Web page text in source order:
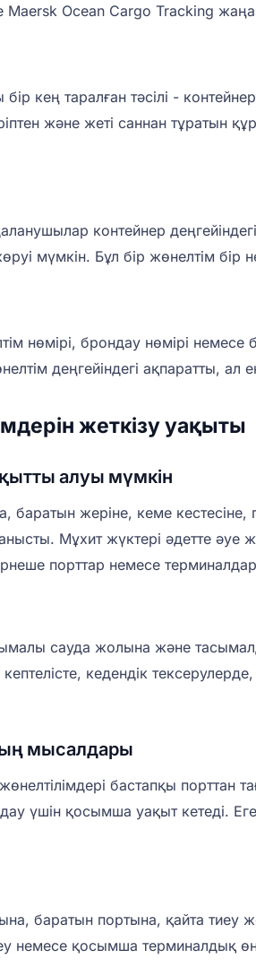
Maersk Ocean Cargo Tracking
кең таралған тәсілі - контейнер
және жеті саннан тұратын
контейнер
мүмкін. Бұл бір жөнелтім бір
нөмірі, брондау нөмірі
деңгейіндегі ақпаратты, ал
жеткізу уақыты
алуы мүмкін
жеріне, кеме кестесіне,
Мұхит жүктері әдетте әуе
порттар немесе
сауда жолына және
кедендік
мысалдары
бастапқы порттан
үшін қосымша уақыт кетеді.
баратын портына, қайта
немесе қосымша терминалдық